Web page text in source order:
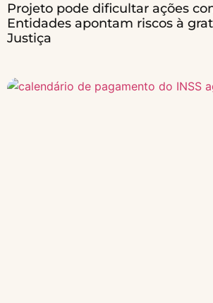
Projeto pode dificultar ações
Entidades apontam riscos à
Justiça